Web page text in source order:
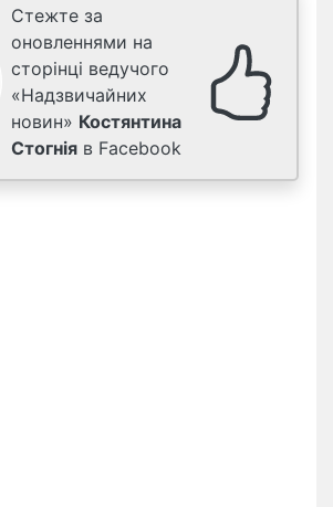
Стежте за
оновленнями на
сторінці ведучого
«Надзвичайних
новин» Костянтина
Стогнія в Facebook